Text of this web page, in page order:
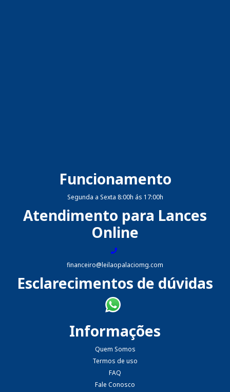
Funcionamento
Segunda a Sexta 8:00h ás 17:00h
Atendimento para Lances
Online
financeiro@leilaopalaciomg.com
Esclarecimentos de dúvidas
Informações
Quem Somos
Termos de uso
FAQ
Fale Conosco